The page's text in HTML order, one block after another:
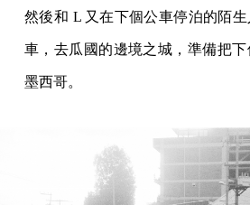
然後和 L 又在下個公車停泊的陌
車，去瓜國的邊境之城，準備把下
墨西哥。